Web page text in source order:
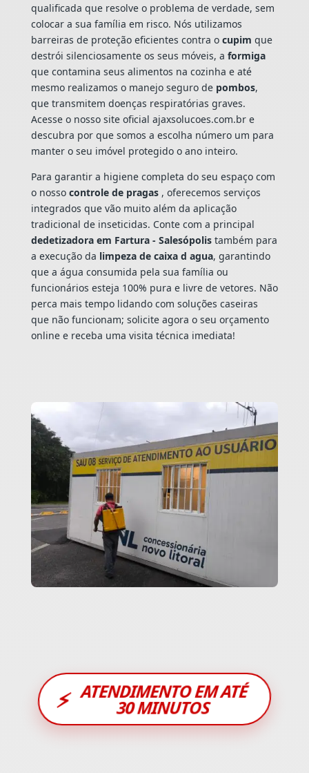
qualificada que resolve o problema de verdade, sem
colocar a sua família em risco. Nós utilizamos
barreiras de proteção eficientes contra o cupim que
destrói silenciosamente os seus móveis, a formiga
que contamina seus alimentos na cozinha e até
mesmo realizamos o manejo seguro de pombos,
que transmitem doenças respiratórias graves.
Acesse o nosso site oficial ajaxsolucoes.com.br e
descubra por que somos a escolha número um para
manter o seu imóvel protegido o ano inteiro.
Para garantir a higiene completa do seu espaço com
o nosso controle de pragas , oferecemos serviços
integrados que vão muito além da aplicação
tradicional de inseticidas. Conte com a principal
dedetizadora em Fartura - Salesópolistambém para
a execução da limpeza de caixa d agua, garantindo
que a água consumida pela sua família ou
funcionários esteja 100% pura e livre de vetores. Não
perca mais tempo lidando com soluções caseiras
que não funcionam; solicite agora o seu orçamento
online e receba uma visita técnica imediata!
⚡ ATENDIMENTO EM ATÉ
30 MINUTOS